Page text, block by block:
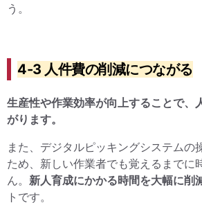
う。
4-3 人件費の削減につながる
生産性や作業効率が向上することで、
がります。
また、デジタルピッキングシステムの
ため、新しい作業者でも覚えるまでに
ん。 新人育成にかかる時間を大幅に削
トです。